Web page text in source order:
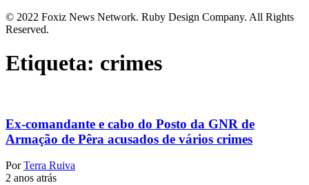
© 2022 Foxiz News Network. Ruby Design Company. All Rights
Reserved.
Etiqueta: crimes
Ex-comandante e cabo do Posto da GNR de
Armação de Pêra acusados de vários crimes
Por Terra Ruiva
2 anos atrás